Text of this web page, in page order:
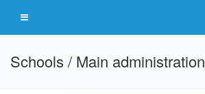
Schools / Main administration